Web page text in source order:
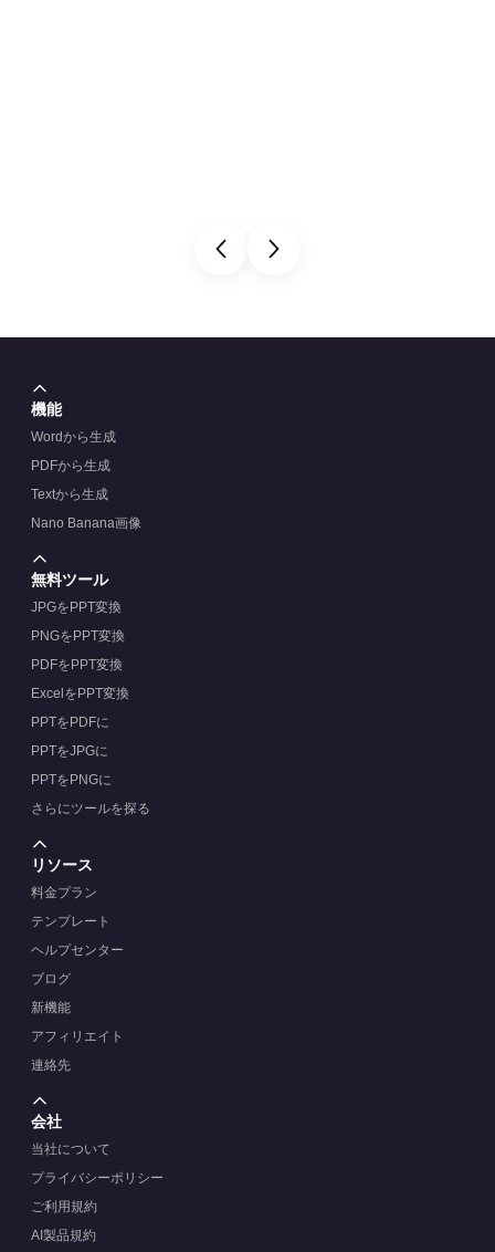
機能
Wordから生成
PDFから生成
Textから生成
Nano Banana画像
無料ツール
JPGをPPT変換
PNGをPPT変換
PDFをPPT変換
ExcelをPPT変換
PPTをPDFに
PPTをJPGに
PPTをPNGに
さらにツールを探る
リソース
料金プラン
テンプレート
ヘルプセンター
ブログ
新機能
アフィリエイト
連絡先
会社
当社について
プライバシーポリシー
ご利用規約
AI製品規約